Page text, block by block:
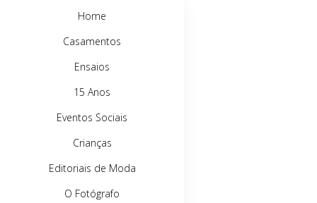
Home
Casamentos
Ensaios
15 Anos
Eventos Sociais
Crianças
Editoriais de Moda
O Fotógrafo